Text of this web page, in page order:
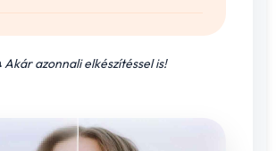
Akár azonnali elkészítéssel is!